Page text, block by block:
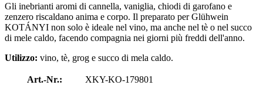
Gli inebrianti aromi di cannella, vaniglia, chiodi di garofano e
zenzero riscaldano anima e corpo. Il preparato per Glühwein
KOTÁNYI non solo è ideale nel vino, ma anche nel tè o nel succo
di mele caldo, facendo compagnia nei giorni più freddi dell'anno.
Utilizzo: vino, tè, grog e succo di mela caldo.
Art.-Nr.:
XKY-KO-179801